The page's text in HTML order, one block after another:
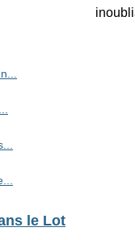
le Lot